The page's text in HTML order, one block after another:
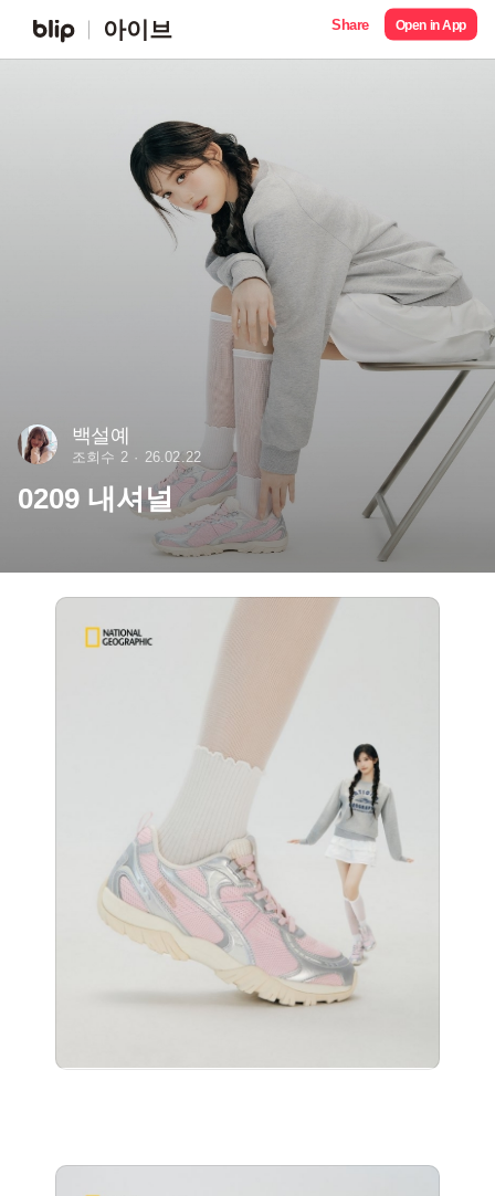
아이브 Share Open in App
백설예
조회수 2 26.02.22
0209 내셔널